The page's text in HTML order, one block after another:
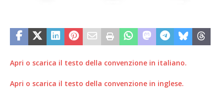
Apri o scarica il testo della convenzione in italiano.
Apri o scarica il testo della convenzione in inglese.